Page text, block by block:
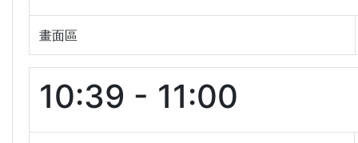
畫面區
10:39 - 11:00